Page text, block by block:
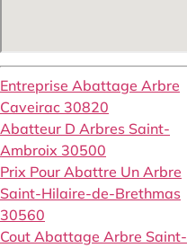
Entreprise Abattage Arbre
Caveirac 30820
Abatteur D Arbres Saint-
Ambroix 30500
Prix Pour Abattre Un Arbre
Saint-Hilaire-de-Brethmas
30560
Cout Abattage Arbre Saint-